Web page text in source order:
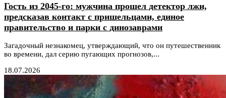
Гость из 2045-го: мужчина прошел детектор лжи,
предсказав контакт с пришельцами, единое
правительство и парки с динозаврами
Загадочный незнакомец, утверждающий, что он путешественник
во времени, дал серию пугающих прогнозов,...
18.07.2026